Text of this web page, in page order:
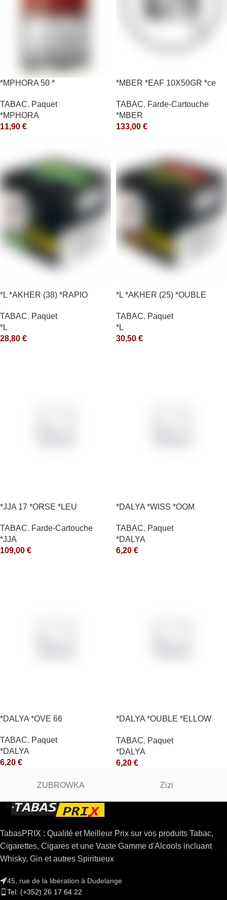
*MPHORA 50 *
TABAC, Paquet
*MPHORA
11,90 €
*MBER *EAF 10X50GR *ce
TABAC, Farde-Cartouche
*MBER
133,00 €
*L *AKHER (38) *RAPIO
TABAC, Paquet
*L
28,80 €
*L *AKHER (25) *OUBLE
TABAC, Paquet
*L
30,50 €
*JJA 17 *ORSE *LEU
TABAC, Farde-Cartouche
*JJA
109,00 €
*DALYA *WISS *OOM
TABAC, Paquet
*DALYA
6,20 €
*DALYA *OVE 66
TABAC, Paquet
*DALYA
6,20 €
*DALYA *OUBLE *ELLOW
TABAC, Paquet
*DALYA
6,20 €
ZUBROWKA Zizi
TabasPRIX : Qualité et Meilleur Prix sur vos produits Tabac,
Cigarettes, Cigares et une Vaste Gamme d'Alcools incluant
Whisky, Gin et autres Spiritueux
45, rue de la libération à Dudelange
Tel: (+352) 26 17 64 22